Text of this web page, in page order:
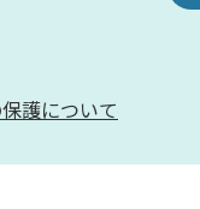
護について